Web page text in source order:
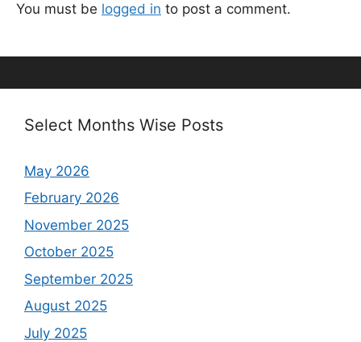
You must be logged in to post a comment.
Select Months Wise Posts
May 2026
February 2026
November 2025
October 2025
September 2025
August 2025
July 2025